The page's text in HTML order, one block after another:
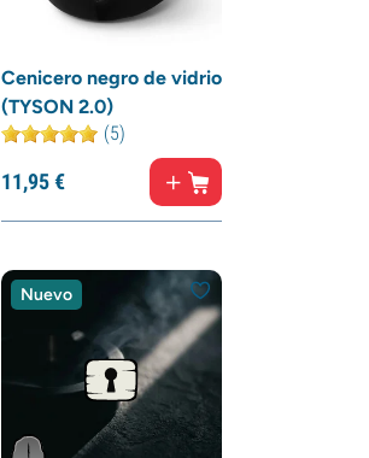
Cenicero negro de vidrio
(TYSON 2.0)
(5)
11,95€
Nuevo